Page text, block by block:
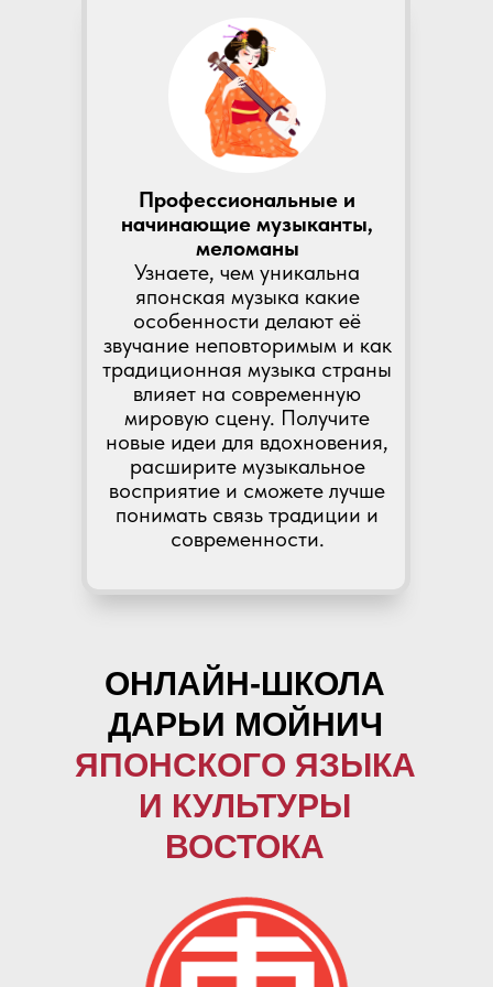
Профессиональные и
начинающие музыканты,
меломаны
Узнаете, чем уникальна
японская музыка какие
особенности делают её
звучание неповторимым и как
традиционная музыка страны
влияет на современную
мировую сцену. Получите
новые идеи для вдохновения,
расширите музыкальное
восприятие и сможете лучше
понимать связь традиции и
современности.
ОНЛАЙН-ШКОЛА
ДАРЬИ МОЙНИЧ
ЯПОНСКОГО ЯЗЫКА
И КУЛЬТУРЫ
ВОСТОКА